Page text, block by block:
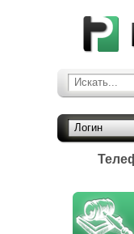
Искать...
Логин